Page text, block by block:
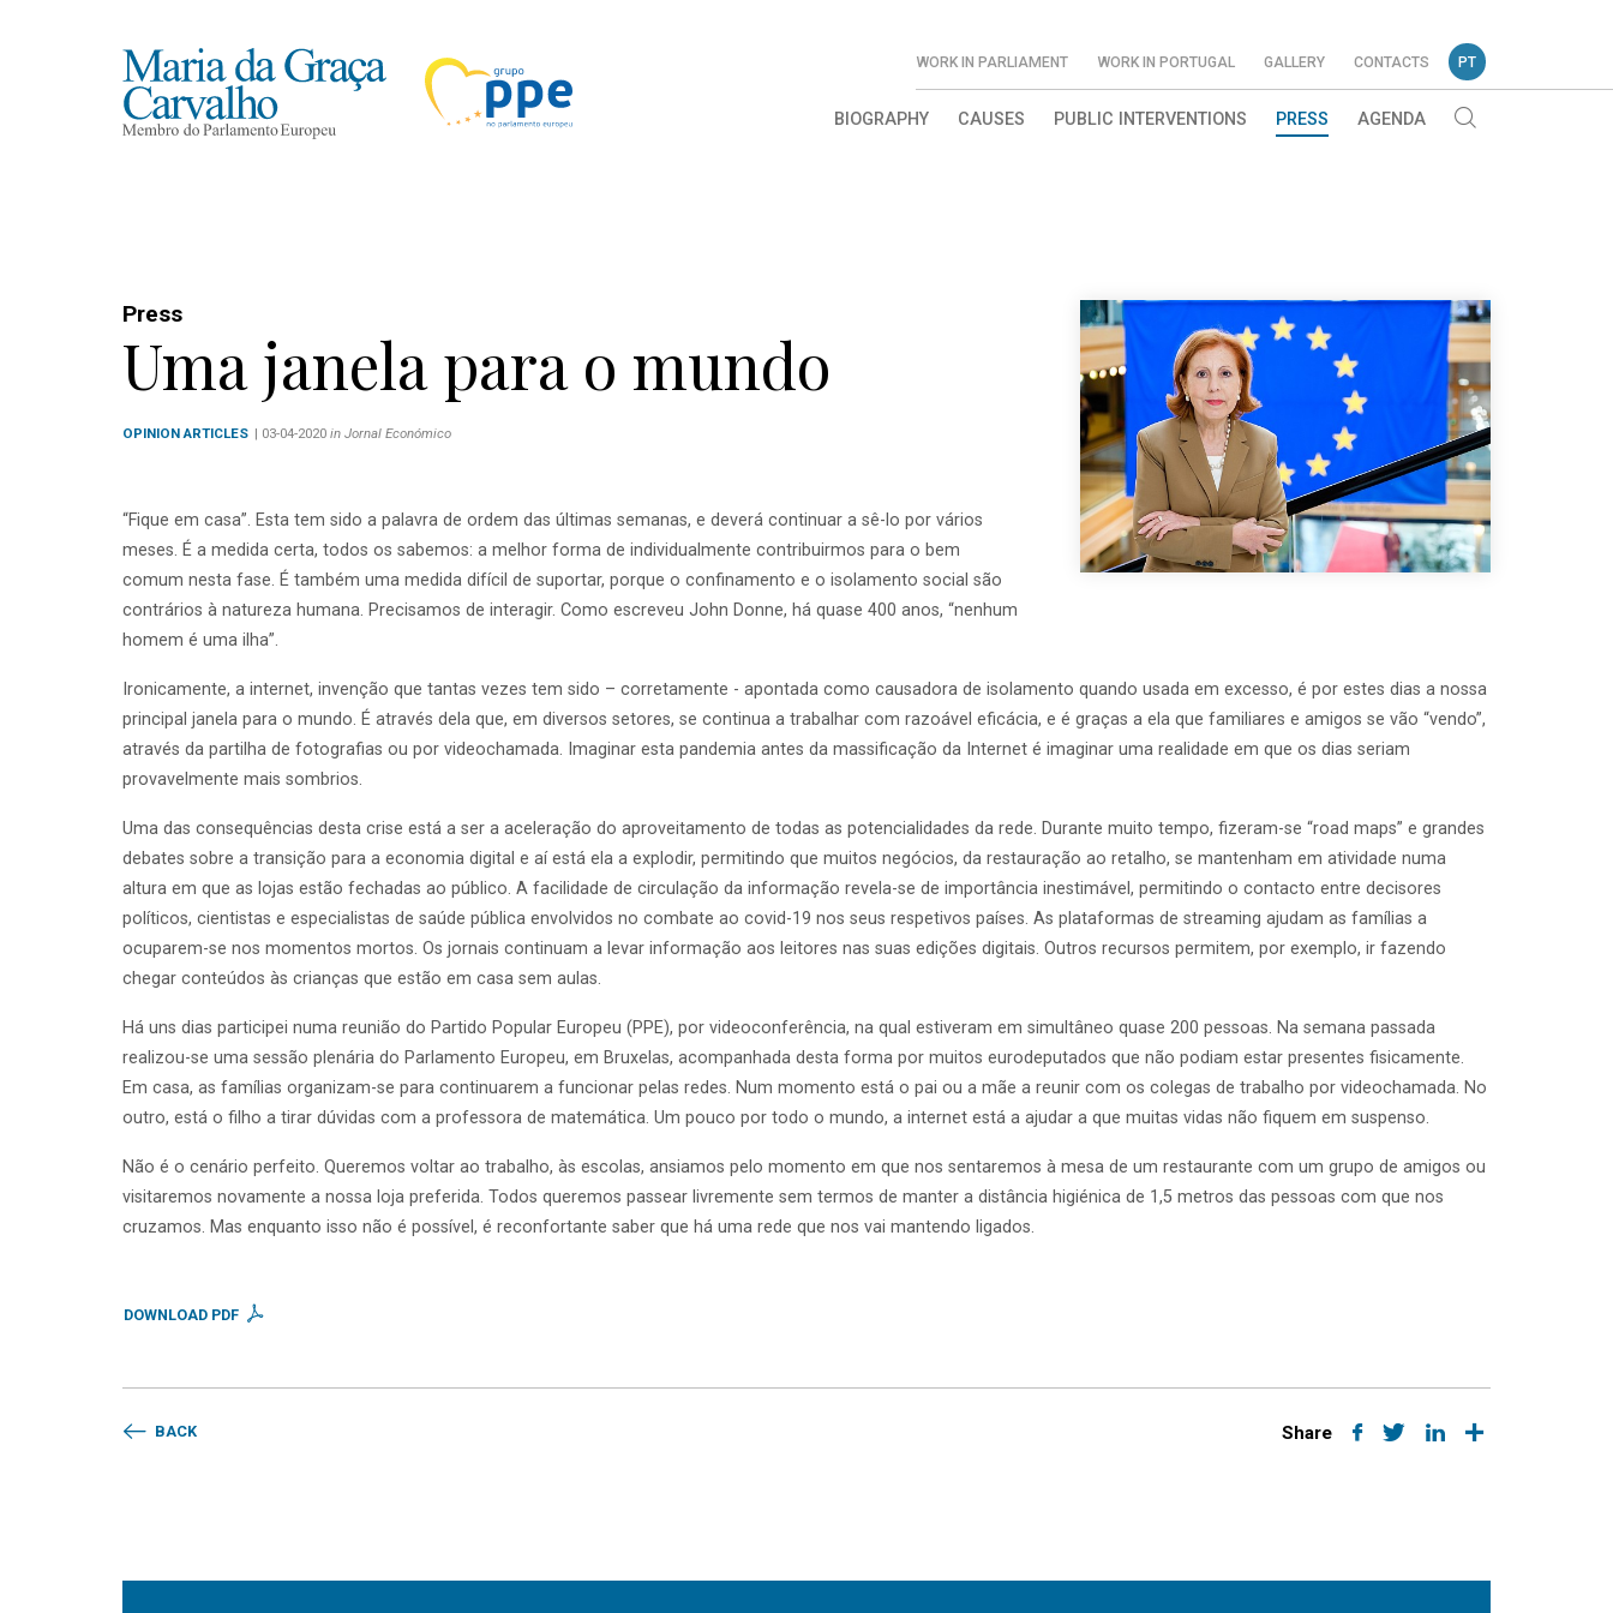
WORK IN PARLIAMENT WORK IN PORTUGAL GALLERY CONTACTS PT
BIOGRAPHY CAUSES PUBLIC INTERVENTIONS PRESS AGENDA
Press
Uma janela para o mundo
OPINION ARTICLES | 03-04-2020 in Jornal Económico
“Fique em casa”. Esta tem sido a palavra de ordem das últimas semanas, e deverá continuar a sê-lo por vários
meses. É a medida certa, todos os sabemos: a melhor forma de individualmente contribuirmos para o bem
comum nesta fase. É também uma medida difícil de suportar, porque o confinamento e o isolamento social são
contrários à natureza humana. Precisamos de interagir. Como escreveu John Donne, há quase 400 anos, “nenhum
homem é uma ilha”.
Ironicamente, a internet, invenção que tantas vezes tem sido – corretamente - apontada como causadora de isolamento quando usada em excesso, é por estes dias a nossa
principal janela para o mundo. É através dela que, em diversos setores, se continua a trabalhar com razoável eficácia, e é graças a ela que familiares e amigos se vão “vendo”,
através da partilha de fotografias ou por videochamada. Imaginar esta pandemia antes da massificação da Internet é imaginar uma realidade em que os dias seriam
provavelmente mais sombrios.
Uma das consequências desta crise está a ser a aceleração do aproveitamento de todas as potencialidades da rede. Durante muito tempo, fizeram-se “road maps” e grandes
debates sobre a transição para a economia digital e aí está ela a explodir, permitindo que muitos negócios, da restauração ao retalho, se mantenham em atividade numa
altura em que as lojas estão fechadas ao público. A facilidade de circulação da informação revela-se de importância inestimável, permitindo o contacto entre decisores
políticos, cientistas e especialistas de saúde pública envolvidos no combate ao covid-19 nos seus respetivos países. As plataformas de streaming ajudam as famílias a
ocuparem-se nos momentos mortos. Os jornais continuam a levar informação aos leitores nas suas edições digitais. Outros recursos permitem, por exemplo, ir fazendo
chegar conteúdos às crianças que estão em casa sem aulas.
Há uns dias participei numa reunião do Partido Popular Europeu (PPE), por videoconferência, na qual estiveram em simultâneo quase 200 pessoas. Na semana passada
realizou-se uma sessão plenária do Parlamento Europeu, em Bruxelas, acompanhada desta forma por muitos eurodeputados que não podiam estar presentes fisicamente.
Em casa, as famílias organizam-se para continuarem a funcionar pelas redes. Num momento está o pai ou a mãe a reunir com os colegas de trabalho por videochamada. No
outro, está o filho a tirar dúvidas com a professora de matemática. Um pouco por todo o mundo, a internet está a ajudar a que muitas vidas não fiquem em suspenso.
Não é o cenário perfeito. Queremos voltar ao trabalho, às escolas, ansiamos pelo momento em que nos sentaremos à mesa de um restaurante com um grupo de amigos ou
visitaremos novamente a nossa loja preferida. Todos queremos passear livremente sem termos de manter a distância higiénica de 1,5 metros das pessoas com que nos
cruzamos. Mas enquanto isso não é possível, é reconfortante saber que há uma rede que nos vai mantendo ligados.
DOWNLOAD PDF
BACK Share